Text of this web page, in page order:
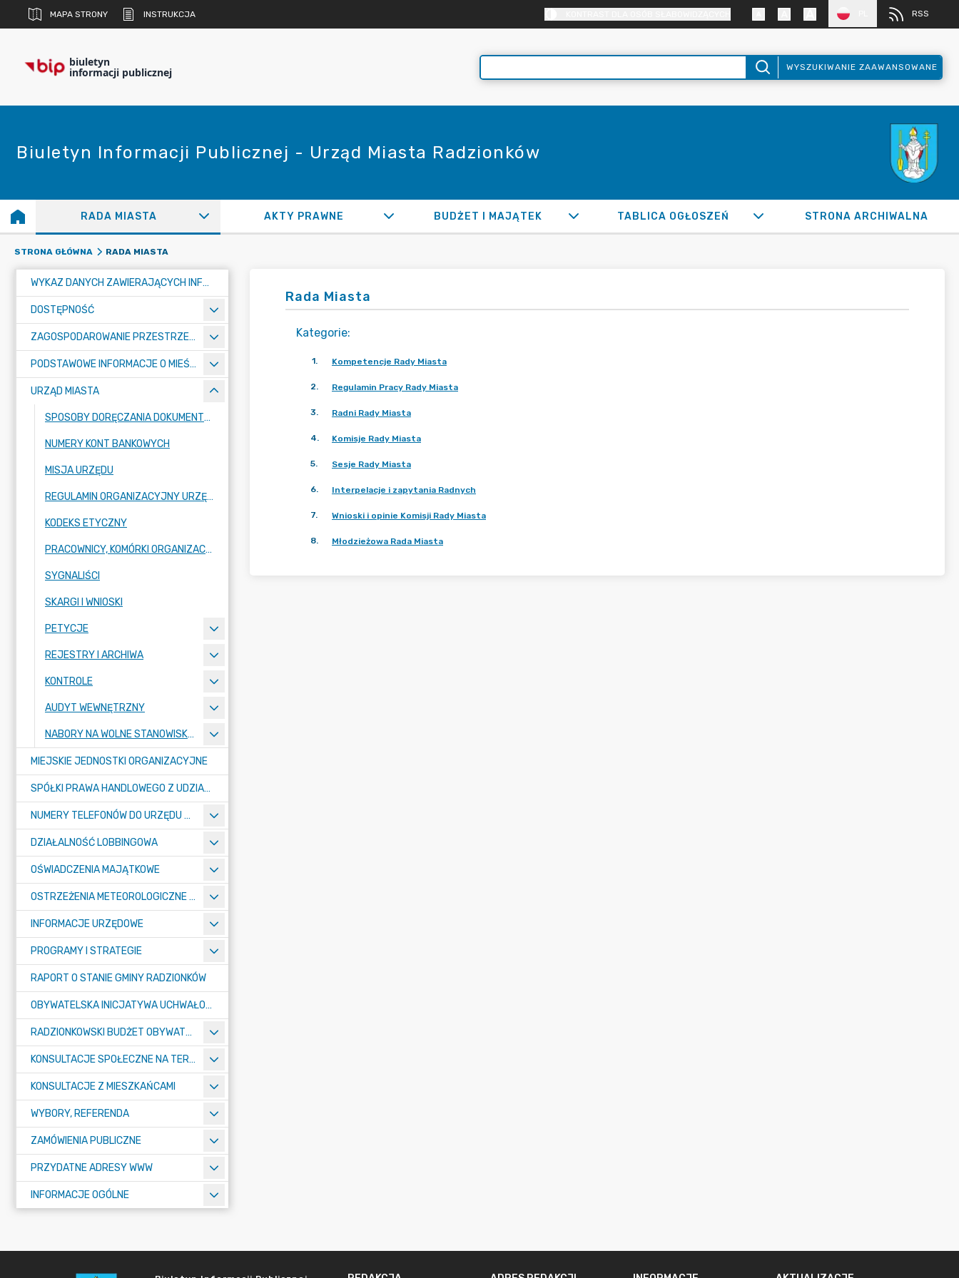
MAPA STRONY INSTRUKCJA RSS
biuletyn
informacji publicznej WYSZUKIWANIE ZAAWANSOWANE
Biuletyn Informacji Publicznej - Urząd Miasta Radzionków
RADA MIASTA AKTY PRAWNE BUDŻET I MAJĄTEK TABLICA OGŁOSZEŃ STRONA ARCHIWALNA
STRONA GŁÓWNA RADA MIASTA
WYKAZ DANYCH ZAWIERAJĄCYCH INFORMACJE O ŚRODOWISKU I JEGO OCHRONIE
DOSTĘPNOŚĆ
ZAGOSPODAROWANIE PRZESTRZENNE
PODSTAWOWE INFORMACJE O MIEŚCIE
URZĄD MIASTA
SPOSOBY DORĘCZANIA DOKUMENTÓW DO URZĘDU MIASTA RADZIONKÓW
NUMERY KONT BANKOWYCH
MISJA URZĘDU
REGULAMIN ORGANIZACYJNY URZĘDU
KODEKS ETYCZNY
PRACOWNICY, KOMÓRKI ORGANIZACYJNE URZĘDU
SYGNALIŚCI
SKARGI I WNIOSKI
PETYCJE
REJESTRY I ARCHIWA
KONTROLE
AUDYT WEWNĘTRZNY
NABORY NA WOLNE STANOWISKA PRACY
MIEJSKIE JEDNOSTKI ORGANIZACYJNE
SPÓŁKI PRAWA HANDLOWEGO Z UDZIAŁEM GMINY
NUMERY TELEFONÓW DO URZĘDU MIASTA, MIEJSKICH JEDNOSTEK ORGANIZACYJNYCH ORAZ SPÓŁEK PRAWA HANDLOWEGO Z UDZIAŁEM GMINY
DZIAŁALNOŚĆ LOBBINGOWA
OŚWIADCZENIA MAJĄTKOWE
OSTRZEŻENIA METEOROLOGICZNE O ZŁYM STANIE POWIETRZA I INNE
INFORMACJE URZĘDOWE
PROGRAMY I STRATEGIE
RAPORT O STANIE GMINY RADZIONKÓW
OBYWATELSKA INICJATYWA UCHWAŁODAWCZA
RADZIONKOWSKI BUDŻET OBYWATELSKI
KONSULTACJE SPOŁECZNE NA TERENIE MIASTA RADZIONKÓW
KONSULTACJE Z MIESZKAŃCAMI
WYBORY, REFERENDA
ZAMÓWIENIA PUBLICZNE
PRZYDATNE ADRESY WWW
INFORMACJE OGÓLNE
Rada Miasta
Kategorie:
1. Kompetencje Rady Miasta
2. Regulamin Pracy Rady Miasta
3. Radni Rady Miasta
4. Komisje Rady Miasta
5. Sesje Rady Miasta
6. Interpelacje i zapytania Radnych
7. Wnioski i opinie Komisji Rady Miasta
8. Młodzieżowa Rada Miasta